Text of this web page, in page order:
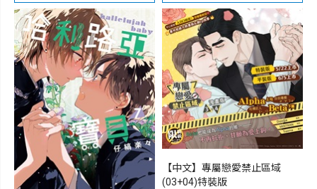
【中文】專屬戀愛禁止區域
(03+04)特裝版